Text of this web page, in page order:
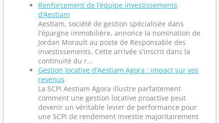
Renforcement de l’équipe investissements
d’Aestiam
Aestiam, société de gestion spécialisée dans
l'épargne immobilière, annonce la nomination de
Jordan Morault au poste de Responsable des
investissements. Cette arrivée s'inscrit dans la
continuité du r...
Gestion locative d’Aestiam Agora : impact sur vos
revenus
La SCPI Aestiam Agora illustre parfaitement
comment une gestion locative proactive peut
devenir un véritable levier de performance pour
une SCPI de rendement investie majoritairement